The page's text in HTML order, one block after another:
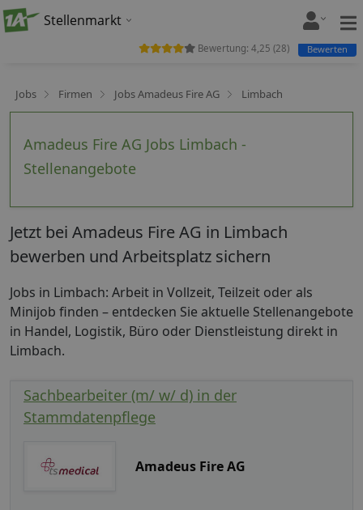
Stellenmarkt
Jobs Firmen Jobs Amadeus Fire AG Limbach
Amadeus Fire AG Jobs Limbach -
Stellenangebote
Bewertung: 4,25 (28) Bewerten
Jetzt bei Amadeus Fire AG in Limbach
bewerben und Arbeitsplatz sichern
Jobs in Limbach: Arbeit in Vollzeit, Teilzeit oder als
Minijob finden – entdecken Sie aktuelle Stellenangebote
in Handel, Logistik, Büro oder Dienstleistung direkt in
Limbach.
Sachbearbeiter (m/ w/ d) in der
Stammdatenpflege
Amadeus Fire AG